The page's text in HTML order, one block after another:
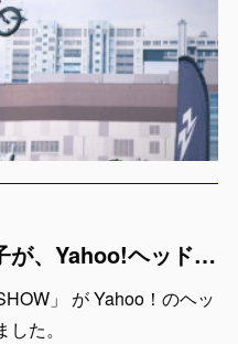
【MEDIA】ショーの様子が、Yahoo!ヘッドラインに掲載されました。
」 が Yahoo！のヘッ
た。